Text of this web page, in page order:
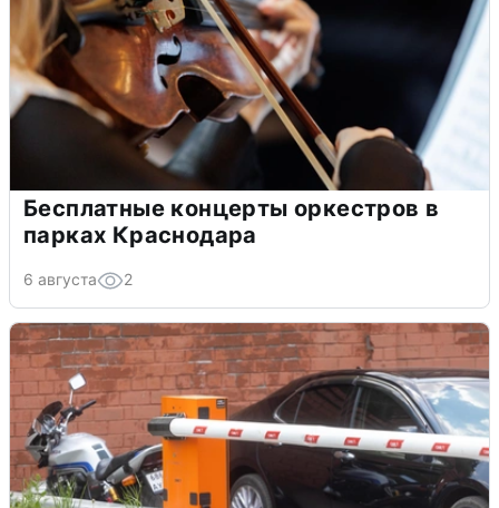
Бесплатные концерты оркестров в
парках Краснодара
6 августа 2